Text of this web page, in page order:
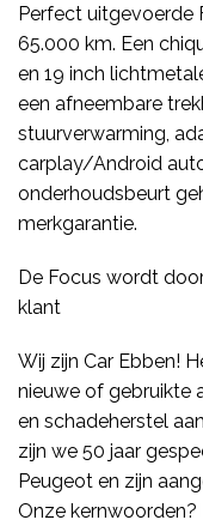
Perfect uitgevoerde
65.000 km. Een
en 19 inch
een afneembare
stuurverwarming,
carplay/Android
onderhoudsbeurt
merkgarantie.
De Focus wordt
klant
Wij zijn Car Ebben!
nieuwe of gebruikte
en schadeherstel
zijn we 50 jaar
Peugeot en zijn
Onze kernwoorden?